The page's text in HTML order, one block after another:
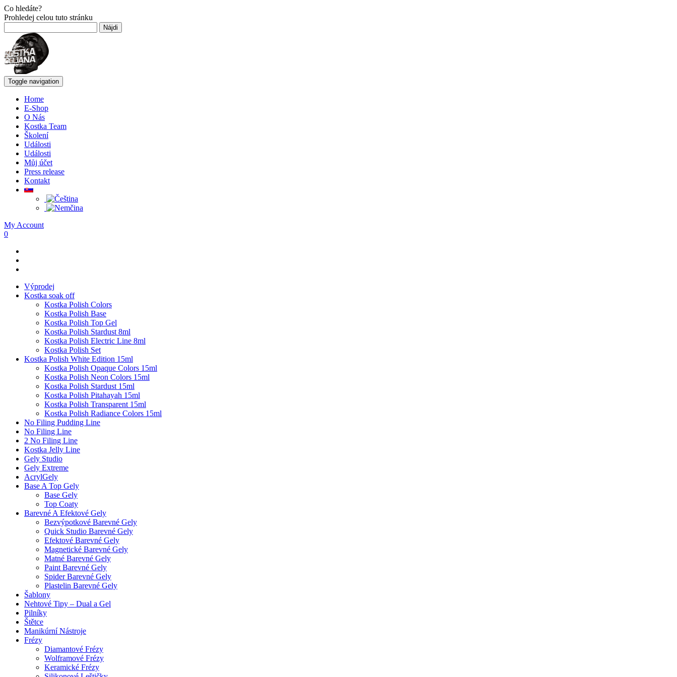
Co hledáte?
Prohledej celou tuto stránku
Toggle navigation
Home
E-Shop
O Nás
Kostka Team
Školení
Události
Události
Můj účet
Press release
Kontakt
My Account
0
Výprodej
Kostka soak off
Kostka Polish Colors
Kostka Polish Base
Kostka Polish Top Gel
Kostka Polish Stardust 8ml
Kostka Polish Electric Line 8ml
Kostka Polish Set
Kostka Polish White Edition 15ml
Kostka Polish Opaque Colors 15ml
Kostka Polish Neon Colors 15ml
Kostka Polish Stardust 15ml
Kostka Polish Pitahayah 15ml
Kostka Polish Transparent 15ml
Kostka Polish Radiance Colors 15ml
No Filing Pudding Line
No Filing Line
2 No Filing Line
Kostka Jelly Line
Gely Studio
Gely Extreme
AcrylGely
Base A Top Gely
Base Gely
Top Coaty
Barevné A Efektové Gely
Bezvýpotkové Barevné Gely
Quick Studio Barevné Gely
Efektové Barevné Gely
Magnetické Barevné Gely
Matné Barevné Gely
Paint Barevné Gely
Spider Barevné Gely
Plastelin Barevné Gely
Šablony
Nehtové Tipy – Dual a Gel
Pilníky
Štětce
Manikúrní Nástroje
Frézy
Diamantové Frézy
Wolframové Frézy
Keramické Frézy